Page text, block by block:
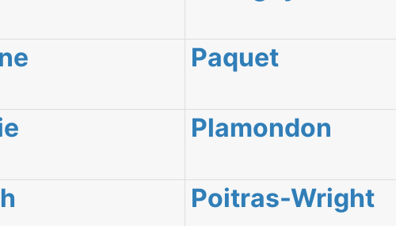
Paquet
Plamondon
Poitras-Wright